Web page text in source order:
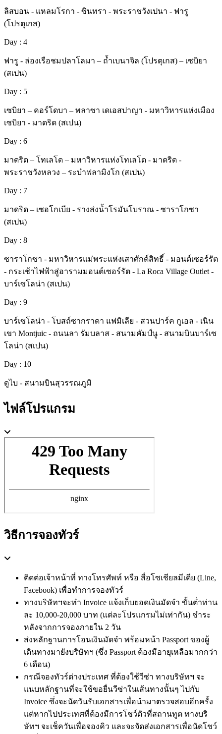
ลิสบอน - แหลมโรกา - ซินทรา - พระราชวังเปนา - ฟารู
(โปรตุเกส)
Day : 4
ฟารู - ล่องเรือชมปลาโลมา – ถ้ำเบนาจิล (โปรตุเกส) – เซบิยา
(สเปน)
Day : 5
เซบิยา – คอร์โดบา – พลาซา เดเอสปาญา - มหาวิหารแห่งเมือง
เซบิยา - มาดริด (สเปน)
Day : 6
มาดริด – โทเลโด – มหาวิหารแห่งโทเลโด - มาดริด -
พระราชวังหลวง – ระบำฟลามิงโก (สเปน)
Day : 7
มาดริด – เซอโกเบีย - รางส่งน้ำโรมันโบราณ - ซาราโกซา
(สเปน)
Day : 8
ซาราโกซา - มหาวิหารแม่พระแห่งเสาศักด์สิทธิ์ - มอนต์เซอร์รัต
- กระเช้าไฟฟ้าสู่อารามมอนต์เซอร์รัต - La Roca Village Outlet -
บาร์เซโลน่า (สเปน)
Day : 9
บาร์เซโลน่า - โบสถ์ซากราดา แฟมิเลีย - สวนปาร์ค กูเอล - เนิน
เขา Montjuic - ถนนลา รัมบลาส - สนามคัมป์นู - สนามบินบาร์เซ
โลน่า (สเปน)
Day : 10
ดูไบ - สนามบินสุวรรณภูมิ
ไฟล์โปรแกรม
วิธีการจองทัวร์
ติดต่อเจ้าหน้าที่ ทางโทรศัพท์ หรือ สื่อโซเชียลมีเดีย (Line,
Facebook) เพื่อทำการจองทัวร์
ทางบริษัทฯจะทำ Invoice แจ้งเก็บยอดเงินมัดจำ ขั้นต่ำท่าน
ละ 10,000-20,000 บาท (แต่ละโปรแกรมไม่เท่ากัน) ชำระ
หลังจากการจองภายใน 2 วัน
ส่งหลักฐานการโอนเงินมัดจำ พร้อมหน้า Passport ของผู้
เดินทางมายังบริษัทฯ (ซึ่ง Passport ต้องมีอายุเหลือมากกว่า
6 เดือน)
กรณีจองทัวร์ต่างประเทศ ที่ต้องใช้วีซ่า ทางบริษัทฯ จะ
แนบหลักฐานที่จะใช้ขอยื่นวีซ่าในเส้นทางนั้นๆ ไปกับ
Invoice ซึ่งจะนัดวันรับเอกสารเพื่อนำมาตรวจสอบอีกครั้ง
แต่หากไปประเทศที่ต้องมีการโชว์ตัวที่สถานทูต ทางบริ
ษัทฯ จะเช็ควันเพื่อจองคิว และจะจัดส่งเอกสารเพื่อนัดโชว์